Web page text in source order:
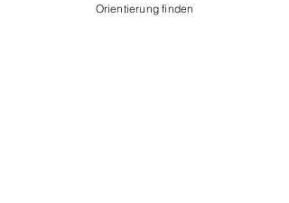
Orientierung finden